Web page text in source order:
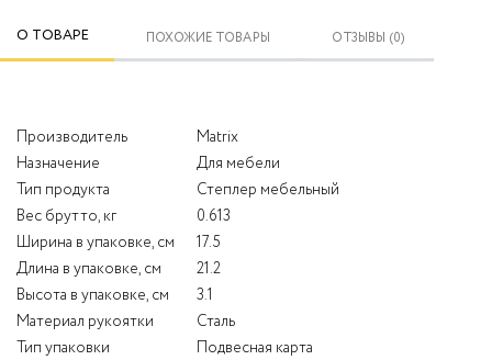
О ТОВАРЕ ПОХОЖИЕ ТОВАРЫ ОТЗЫВЫ (0)
Производитель
Matrix
Назначение
Для мебели
Тип продукта
Степлер мебельный
Вес брутто, кг
0.613
Ширина в упаковке, см
17.5
Длина в упаковке, см
21.2
Высота в упаковке, см
3.1
Материал рукоятки
Сталь
Тип упаковки
Подвесная карта